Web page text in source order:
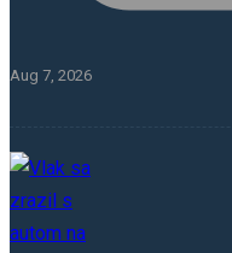
Aug 7, 2026